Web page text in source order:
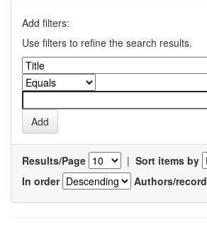
Add filters:
Use filters to refine the search results.
Results/Page | Sort items by
In order
Authors/record